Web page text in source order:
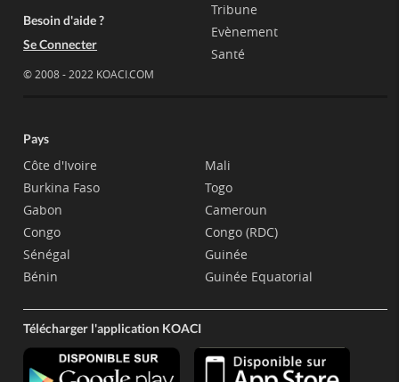
Besoin d'aide ?
Se Connecter
© 2008 - 2022 KOACI.COM
Tribune
Evènement
Santé
Pays
Côte d'Ivoire
Burkina Faso
Gabon
Congo
Sénégal
Bénin
Mali
Togo
Cameroun
Congo (RDC)
Guinée
Guinée Equatorial
Télécharger l'application KOACI